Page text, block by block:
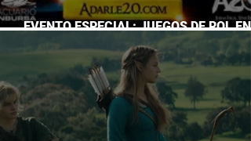
EVENTO ESPECIAL: JUEGOS DE ROL EN